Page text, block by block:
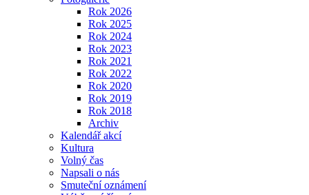
Rok 2026
Rok 2025
Rok 2024
Rok 2023
Rok 2021
Rok 2022
Rok 2020
Rok 2019
Rok 2018
Archiv
Kalendář akcí
Kultura
Volný čas
Napsali o nás
Smuteční oznámení